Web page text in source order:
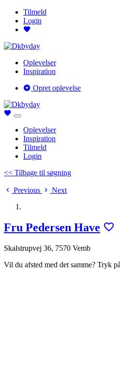
Tilmeld
Login
Oplevelser
Inspiration
Opret oplevelse
Oplevelser
Inspiration
Tilmeld
Login
<< Tilbage til søgning
Previous Next
Fru Pedersen Have
Skalstrupvej 36, 7570 Vemb
Vil du afsted med det samme? Tryk